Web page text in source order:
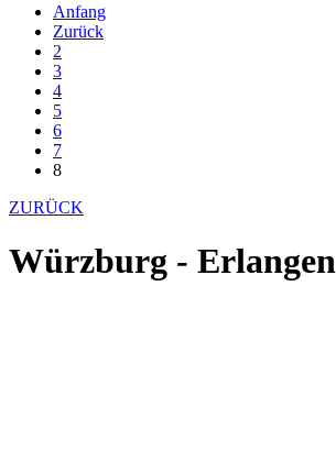
Anfang
Zurück
2
3
4
5
6
7
8
ZURÜCK
Würzburg - Erlangen